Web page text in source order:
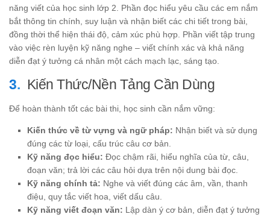
năng viết của học sinh lớp 2. Phần đọc hiểu yêu cầu các em nắm
bắt thông tin chính, suy luận và nhận biết các chi tiết trong bài,
đồng thời thể hiện thái độ, cảm xúc phù hợp. Phần viết tập trung
vào việc rèn luyện kỹ năng nghe – viết chính xác và khả năng
diễn đạt ý tưởng cá nhân một cách mạch lạc, sáng tạo.
Kiến Thức/Nền Tảng Cần Dùng
Để hoàn thành tốt các bài thi, học sinh cần nắm vững:
Kiến thức về từ vựng và ngữ pháp: Nhận biết và sử dụng
đúng các từ loại, cấu trúc câu cơ bản.
Kỹ năng đọc hiểu: Đọc chậm rãi, hiểu nghĩa của từ, câu,
đoạn văn; trả lời các câu hỏi dựa trên nội dung bài đọc.
Kỹ năng chính tả: Nghe và viết đúng các âm, vần, thanh
điệu, quy tắc viết hoa, viết dấu câu.
Kỹ năng viết đoạn văn: Lập dàn ý cơ bản, diễn đạt ý tưởng